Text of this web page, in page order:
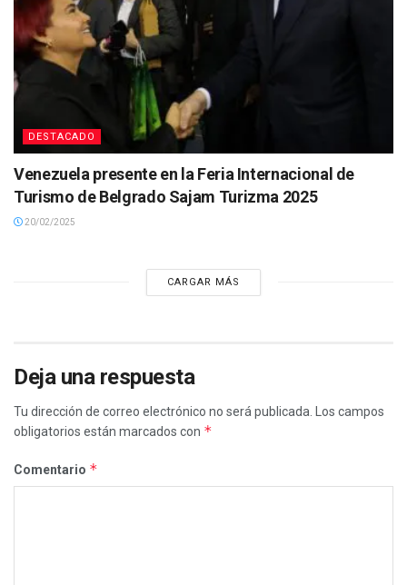
DESTACADO
Venezuela presente en la Feria Internacional de
Turismo de Belgrado Sajam Turizma 2025
20/02/2025
CARGAR MÁS
Deja una respuesta
Tu dirección de correo electrónico no será publicada.
Los campos
obligatorios están marcados con *
Comentario *